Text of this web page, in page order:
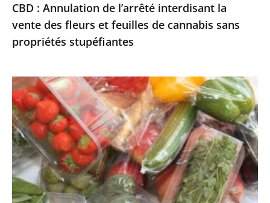
de
cannabis
sans
stupéfiantes
CBD : Annulation de l’arrêté interdisant la
vente des fleurs et feuilles de cannabis sans
propriétés stupéfiantes
Le
Conseil
d’État
annule
la
liste
des